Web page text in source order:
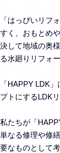
「はっぴいリフ
すく、おもとめ
決して地域の奥
る水廻りリフォ
「HAPPY LDK」
プトにするLDK
私たちが「
単なる修理や修
要なものとして